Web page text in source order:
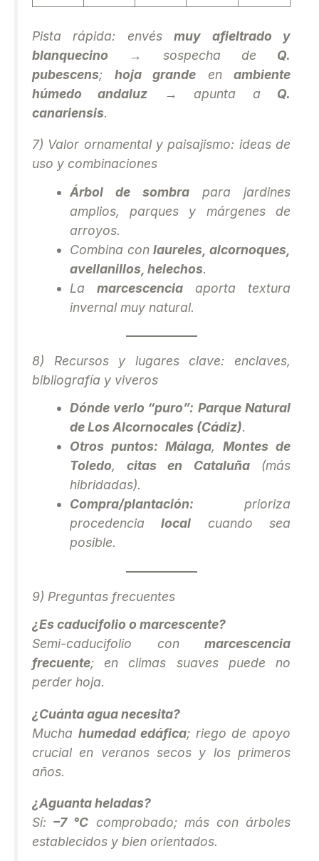
Pista rápida: envésmuy afieltrado y
blanquecino → sospecha de Q.
pubescens; hoja grande en ambiente
húmedo andaluz → apunta a Q.
canariensis.
7) Valor ornamental y paisajismo: ideas de
uso y combinaciones
Árbol de sombrapara jardines
amplios, parques y márgenes de
arroyos.
Combina conlaureles, alcornoques,
avellanillos, helechos.
La marcescenciaaporta textura
invernal muy natural.
8) Recursos y lugares clave: enclaves,
bibliografía y viveros
Dónde verlo “puro”: Parque Natural
de Los Alcornocales (Cádiz).
Otros puntos: Málaga,Montes de
Toledo,citas en Cataluña(más
hibridadas).
Compra/plantación: prioriza
procedencialocal cuando sea
posible.
9) Preguntas frecuentes
¿Es caducifolio o marcescente?
Semi-caducifolio con marcescencia
frecuente; en climas suaves puede no
perder hoja.
¿Cuánta agua necesita?
Mucha humedad edáfica; riego de apoyo
crucial en veranos secos y los primeros
años.
¿Aguanta heladas?
Sí:–7 °C comprobado; más con árboles
establecidos y bien orientados.